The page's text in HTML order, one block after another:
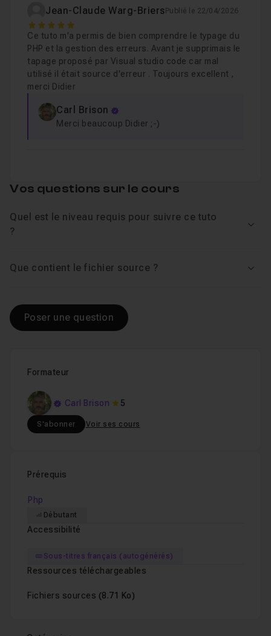
Sachez que grâce à votre CPF, vous pouvez passer une
Certification PHP reconnue par l'État ainsi que par le
monde du travail !
Découvrir la formation PHP financée par votre CPF !
Leçon 7 Définir un rôle sans valeur associée
Leçon 8
Leçon 9 Le retour void d'une méthode
Chapitre 2 : Les exceptions
Chapitre 3 : Application
Jean-Claude Warg-Briers Publié le 22/04/2026
5
Ce tuto m'a permis de bien comprendre le typage du
PHP et la gestion des erreurs. Avant je supprimais le
tapage proposé par Visual studio code car mal
utilisé il était source d'erreur . Toujours excellent ,
merci Didier
Carl Brison
Merci beaucoup Didier ;-)
Formateur
Carl Brison 5
S'abonner Voir ses cours
Prérequis
Php
Débutant
Accessibilité
Sous-titres français (autogénérés)
Ressources téléchargeables
Fichiers sources (8.71 Ko)
Vos questions sur le cours
Quel est le niveau requis pour suivre ce tuto
?
Que contient le fichier source ?
Poser une question